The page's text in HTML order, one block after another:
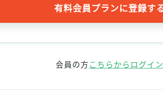
有料会員プランに登録す
会員の方こちらからログイン